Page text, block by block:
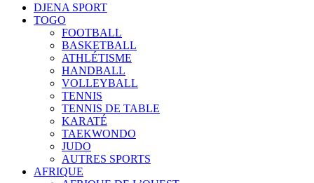
DJENA SPORT
TOGO
FOOTBALL
BASKETBALL
ATHLÉTISME
HANDBALL
VOLLEYBALL
TENNIS
TENNIS DE TABLE
KARATÉ
TAEKWONDO
JUDO
AUTRES SPORTS
AFRIQUE